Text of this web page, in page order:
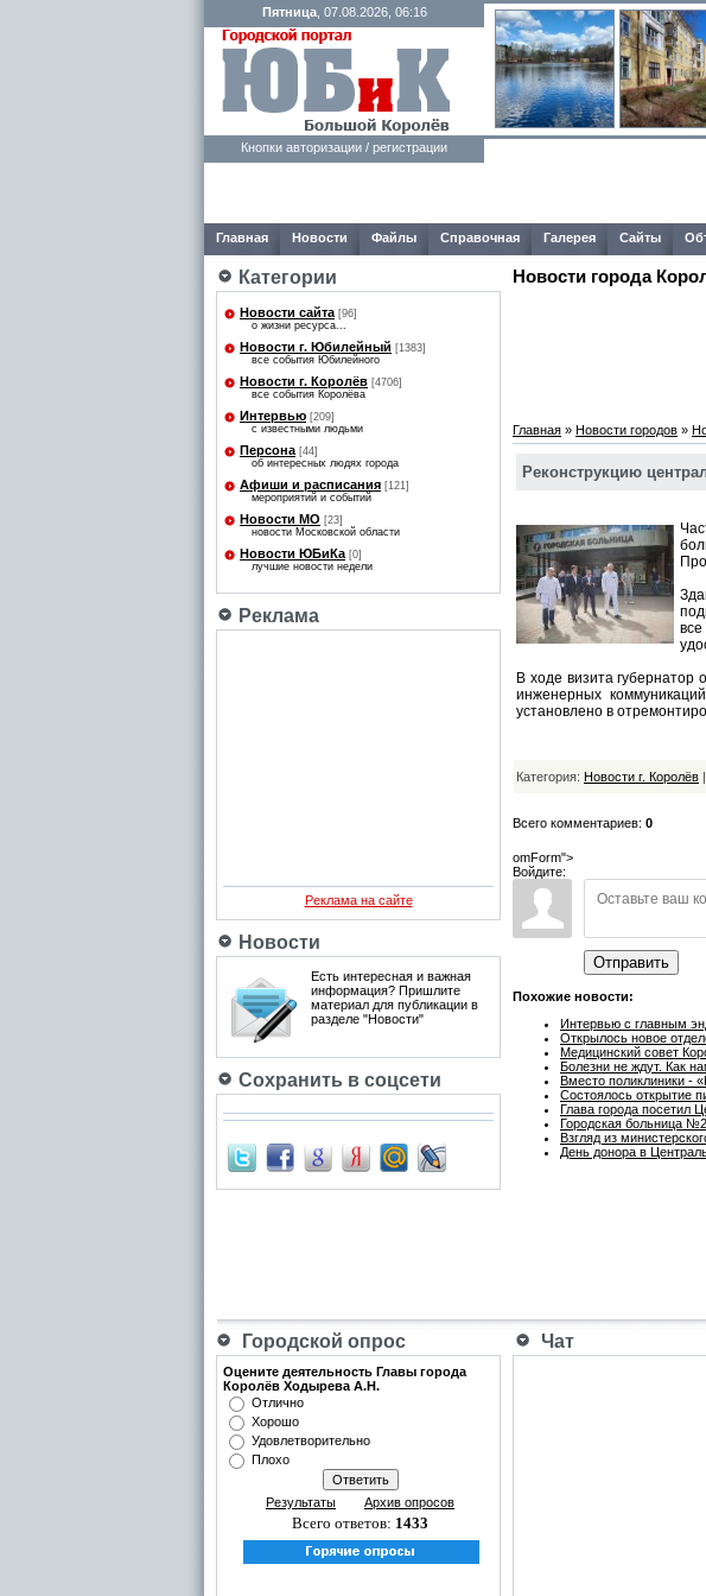
Пятница, 07.08.2026, 06:16
Кнопки авторизации / регистрации
Главная Новости Файлы Справочная Галерея Сайты
Категории
Новости сайта [96]
о жизни ресурса...
Новости г. Юбилейный [1383]
все события Юбилейного
Новости г. Королёв [4706]
все события Королёва
Интервью [209]
с известными людьми
Персона [44]
об интересных людях города
Афиши и расписания [121]
мероприятий и событий
Новости МО [23]
новости Московской области
Новости ЮБиКа [0]
лучшие новости недели
Реклама
Реклама на сайте
Новости
Есть интересная и важная
информация? Пришлите
материал для публикации в
разделе "Новости"
Сохранить в соцсети
Новости города
Главная » Новости городов »
Реконструкцию
В ходе визита
инженерных
установлено в
Категория: Новости г. Королёв
Всего комментариев: 0
omForm">
Войдите:
Отправить
Похожие новости:
Интервью с главным
Открылось новое
Медицинский совет
Болезни не ждут. Как
Вместо поликлиники -
Состоялось открытие
Глава города посетил
Городская больница
Взгляд из
День донора в
Городской опрос Чат
Оцените деятельность Главы города
Королёв Ходырева А.Н.
Отлично
Хорошо
Удовлетворительно
Плохо
Результаты Архив опросов
Всего ответов: 1433